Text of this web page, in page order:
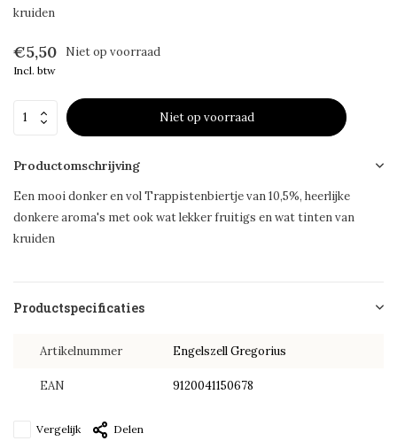
kruiden
€5,50 Niet op voorraad
Incl. btw
Niet op voorraad
Productomschrijving
Een mooi donker en vol Trappistenbiertje van 10,5%, heerlijke
donkere aroma's met ook wat lekker fruitigs en wat tinten van
kruiden
Productspecificaties
Artikelnummer Engelszell Gregorius
EAN 9120041150678
Vergelijk Delen